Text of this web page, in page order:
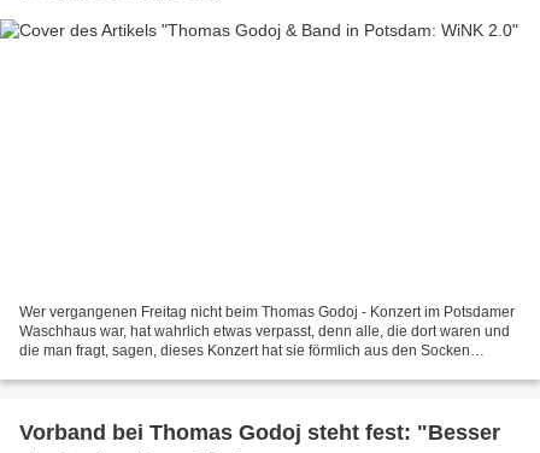
Wer vergangenen Freitag nicht beim Thomas Godoj - Konzert im Potsdamer
Waschhaus war, hat wahrlich etwas verpasst, denn alle, die dort waren und
die man fragt, sagen, dieses Konzert hat sie förmlich aus den Socken
Vorband bei Thomas Godoj steht fest: "Besser